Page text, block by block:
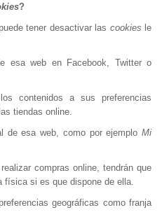
?
tener desactivar las cookies le
esa web en Facebook, Twitter o
contenidos a sus preferencias
tiendas online.
de esa web, como por ejemplo Mi
compras online, tendrán que
física si es que dispone de ella.
geográficas como franja